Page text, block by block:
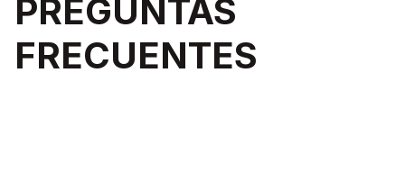
PREGUNTAS
FRECUENTES